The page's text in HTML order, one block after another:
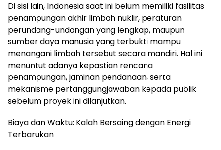
Di sisi lain, Indonesia saat ini belum memiliki fasilitas
penampungan akhir limbah nuklir, peraturan
perundang-undangan yang lengkap, maupun
sumber daya manusia yang terbukti mampu
menangani limbah tersebut secara mandiri. Hal ini
menuntut adanya kepastian rencana
penampungan, jaminan pendanaan, serta
mekanisme pertanggungjawaban kepada publik
sebelum proyek ini dilanjutkan.
Biaya dan Waktu: Kalah Bersaing dengan Energi
Terbarukan